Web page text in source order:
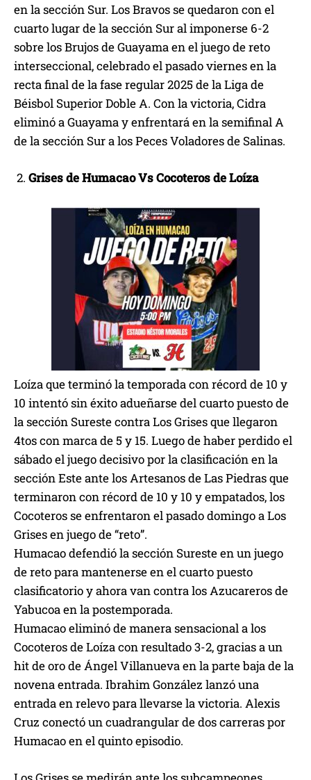
en la sección Sur. Los Bravos se quedaron con el
cuarto lugar de la sección Sur al imponerse 6-2
sobre los Brujos de Guayama en el juego de reto
interseccional, celebrado el pasado viernes en la
recta final de la fase regular 2025 de la Liga de
Béisbol Superior Doble A. Con la victoria, Cidra
eliminó a Guayama y enfrentará en la semifinal A
de la sección Sur a los Peces Voladores de Salinas.
Grises de Humacao Vs Cocoteros de Loíza
Loíza que terminó la temporada con récord de 10 y
10 intentó sin éxito adueñarse del cuarto puesto de
la sección Sureste contra Los Grises que llegaron
4tos con marca de 5 y 15. Luego de haber perdido el
sábado el juego decisivo por la clasificación en la
sección Este ante los Artesanos de Las Piedras que
terminaron con récord de 10 y 10 y empatados, los
Cocoteros se enfrentaron el pasado domingo a Los
Grises en juego de “reto”.
Humacao defendió la sección Sureste en un juego
de reto para mantenerse en el cuarto puesto
clasificatorio y ahora van contra los Azucareros de
Yabucoa en la postemporada.
Humacao eliminó de manera sensacional a los
Cocoteros de Loíza con resultado 3-2, gracias a un
hit de oro de Ángel Villanueva en la parte baja de la
novena entrada. Ibrahim González lanzó una
entrada en relevo para llevarse la victoria. Alexis
Cruz conectó un cuadrangular de dos carreras por
Humacao en el quinto episodio.